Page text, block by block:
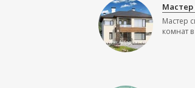
Мастер
Мастер
комнат